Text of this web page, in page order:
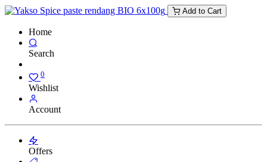
Add to Cart
Home
Search
0
Wishlist
Account
Offers